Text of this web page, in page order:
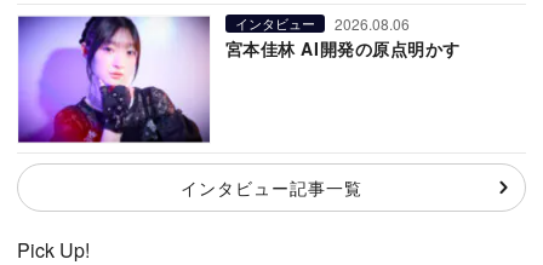
インタビュー 2026.08.06
宮本佳林 AI開発の原点明かす
インタビュー記事一覧
Pick Up!